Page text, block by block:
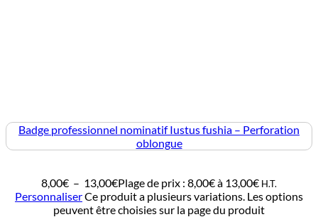
Badge professionnel nominatif Iustus fushia – Perforation
oblongue
8,00€ – 13,00€Plage de prix : 8,00€ à 13,00€ H.T.
PersonnaliserCe produit a plusieurs variations. Les options
peuvent être choisies sur la page du produit